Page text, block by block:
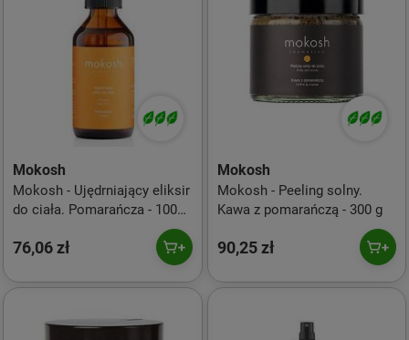
Mokosh
Mokosh - Ujędrniający eliksir
do ciała. Pomarańcza - 100
76,06 zł
Mokosh
Mokosh - Peeling solny.
Kawa z pomarańczą - 300 g
90,25 zł